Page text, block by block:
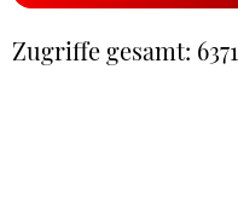
Zugriffe gesamt: 6371